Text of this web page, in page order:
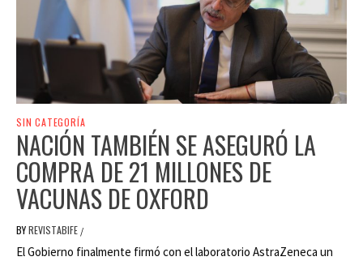
SIN CATEGORÍA
NACIÓN TAMBIÉN SE ASEGURÓ LA
COMPRA DE 21 MILLONES DE
VACUNAS DE OXFORD
BYREVISTABIFE /
El Gobierno finalmente firmó con el laboratorio AstraZeneca un